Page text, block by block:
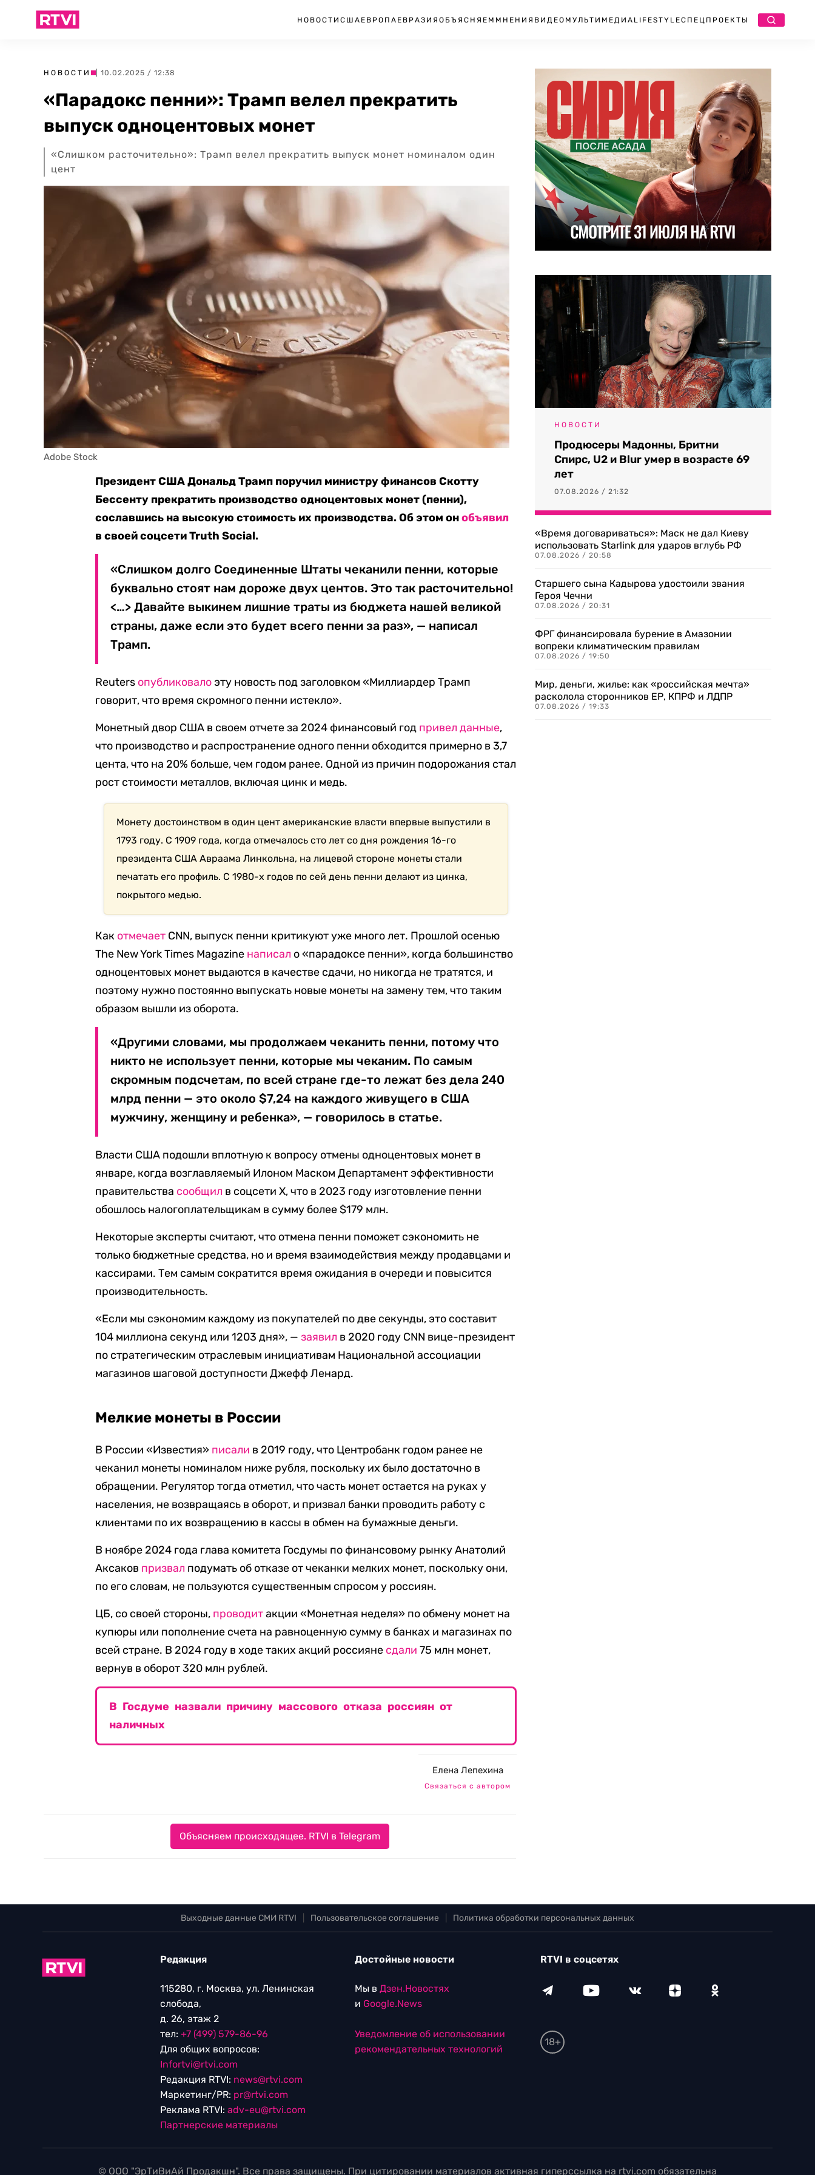
НОВОСТИ США ЕВРОПА ЕВРАЗИЯ ОБЪЯСНЯЕМ МНЕНИЯ ВИДЕО МУЛЬТИМЕДИА LIFESTYLEСПЕЦПРОЕКТЫ
НОВОСТИ | 10.02.2025 / 12:38
«Парадокс пенни»: Трамп велел прекратить
выпуск одноцентовых монет
«Слишком расточительно»: Трамп велел прекратить выпуск монет номиналом один
цент
Adobe Stock
Президент США Дональд Трамп поручил министру финансов Скотту
Бессенту прекратить производство одноцентовых монет (пенни),
сославшись на высокую стоимость их производства. Об этом онобъявил
в своей соцсети Truth Social.
«Слишком долго Соединенные Штаты чеканили пенни, которые
буквально стоят нам дороже двух центов. Это так расточительно!
<…> Давайте выкинем лишние траты из бюджета нашей великой
страны, даже если это будет всего пенни за раз», — написал
Трамп.
Reuters опубликовало эту новость под заголовком «Миллиардер Трамп
говорит, что время скромного пенни истекло».
Монетный двор США в своем отчете за 2024 финансовый год привел данные,
что производство и распространение одного пенни обходится примерно в 3,7
цента, что на 20% больше, чем годом ранее. Одной из причин подорожания стал
рост стоимости металлов, включая цинк и медь.
Монету достоинством в один цент американские власти впервые выпустили в
1793 году. С 1909 года, когда отмечалось сто лет со дня рождения 16-го
президента США Авраама Линкольна, на лицевой стороне монеты стали
печатать его профиль. С 1980-х годов по сей день пенни делают из цинка,
покрытого медью.
Как отмечает CNN, выпуск пенни критикуют уже много лет. Прошлой осенью
The New York Times Magazine написал о «парадоксе пенни», когда большинство
одноцентовых монет выдаются в качестве сдачи, но никогда не тратятся, и
поэтому нужно постоянно выпускать новые монеты на замену тем, что таким
образом вышли из оборота.
«Другими словами, мы продолжаем чеканить пенни, потому что
никто не использует пенни, которые мы чеканим. По самым
скромным подсчетам, по всей стране где-то лежат без дела 240
млрд пенни — это около $7,24 на каждого живущего в США
мужчину, женщину и ребенка», — говорилось в статье.
Власти США подошли вплотную к вопросу отмены одноцентовых монет в
январе, когда возглавляемый Илоном Маском Департамент эффективности
правительства сообщил в соцсети X, что в 2023 году изготовление пенни
обошлось налогоплательщикам в сумму более $179 млн.
Некоторые эксперты считают, что отмена пенни поможет сэкономить не
только бюджетные средства, но и время взаимодействия между продавцами и
кассирами. Тем самым сократится время ожидания в очереди и повысится
производительность.
«Если мы сэкономим каждому из покупателей по две секунды, это составит
104 миллиона секунд или 1203 дня», —заявил в 2020 году CNN вице-президент
по стратегическим отраслевым инициативам Национальной ассоциации
магазинов шаговой доступности Джефф Ленард.
Мелкие монеты в России
В России «Известия» писали в 2019 году, что Центробанк годом ранее не
чеканил монеты номиналом ниже рубля, поскольку их было достаточно в
обращении. Регулятор тогда отметил, что часть монет остается на руках у
населения, не возвращаясь в оборот, и призвал банки проводить работу с
клиентами по их возвращению в кассы в обмен на бумажные деньги.
В ноябре 2024 года глава комитета Госдумы по финансовому рынку Анатолий
Аксаков призвал подумать об отказе от чеканки мелких монет, поскольку они,
по его словам, не пользуются существенным спросом у россиян.
ЦБ, со своей стороны, проводитакции «Монетная неделя» по обмену монет на
купюры или пополнение счета на равноценную сумму в банках и магазинах по
всей стране. В 2024 году в ходе таких акций россияне сдали 75 млн монет,
вернув в оборот 320 млн рублей.
В Госдуме назвали причину массового отказа россиян от
наличных
Елена Лепехина
Связаться с автором
Объясняем происходящее. RTVI в Telegram
НОВОСТИ
Продюсеры Мадонны, Бритни
Спирс, U2 и Blur умер в возрасте 69
лет
07.08.2026 / 21:32
«Время договариваться»: Маск не дал Киеву
использовать Starlink для ударов вглубь РФ
07.08.2026 / 20:58
Старшего сына Кадырова удостоили звания
Героя Чечни
07.08.2026 / 20:31
ФРГ финансировала бурение в Амазонии
вопреки климатическим правилам
07.08.2026 / 19:50
Мир, деньги, жилье: как «российская мечта»
расколола сторонников ЕР, КПРФ и ЛДПР
07.08.2026 / 19:33
Выходные данные СМИ RTVI Пользовательское соглашение Политика обработки персональных данных
Редакция
115280, г. Москва, ул. Ленинская
слобода,
д. 26, этаж 2
тел: +7 (499) 579-86-96
Для общих вопросов:
Infortvi@rtvi.com
Редакция RTVI: news@rtvi.com
Маркетинг/PR: pr@rtvi.com
Реклама RTVI: adv-eu@rtvi.com
Партнерские материалы
Достойные новости
Мы в Дзен.Новостях
и Google.News
Уведомление об использовании
рекомендательных технологий
RTVI в соцсетях
18+
© ООО "ЭрТиВиАй Продакшн". Все права защищены. При цитировании материалов активная гиперссылка на rtvi.com обязательна